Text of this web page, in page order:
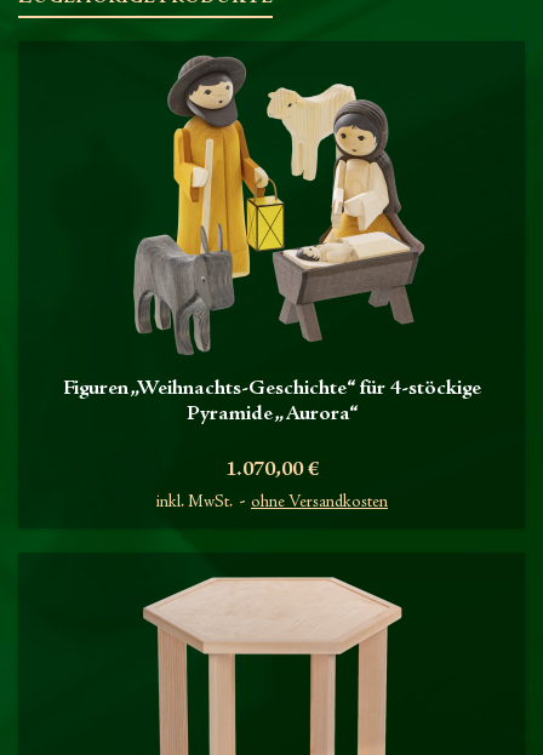
Figuren „Weihnachts-Geschichte“ für 4-stöckige
Pyramide „Aurora“
Preis
1.070,00 €
inkl. MwSt. ohne Versandkosten